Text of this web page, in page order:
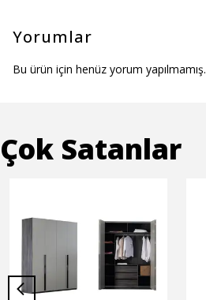
Yorumlar
Bu ürün için henüz yorum yapılmamış.
Çok Satanlar